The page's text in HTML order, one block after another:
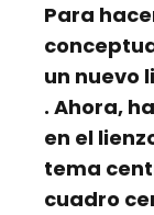
Para
un nuevo
. Ahora,
en el
tema
cuadro